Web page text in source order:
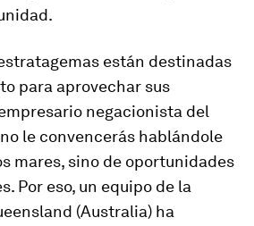
están destinadas
para aprovechar sus
negacionista del
le convencerás hablándole
mares, sino de oportunidades
Por eso, un equipo de la
(Australia) ha